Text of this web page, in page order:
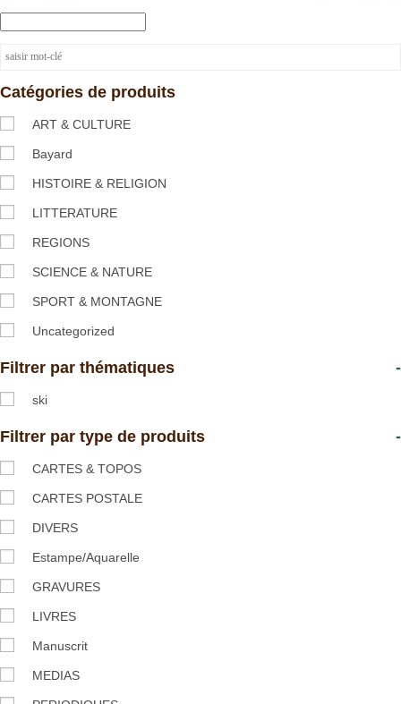
Catégories de produits
ART & CULTURE
Bayard
HISTOIRE & RELIGION
LITTERATURE
REGIONS
SCIENCE & NATURE
SPORT & MONTAGNE
Uncategorized
Filtrer par thématiques -
ski
Filtrer par type de produits -
CARTES & TOPOS
CARTES POSTALE
DIVERS
Estampe/Aquarelle
GRAVURES
LIVRES
Manuscrit
MEDIAS